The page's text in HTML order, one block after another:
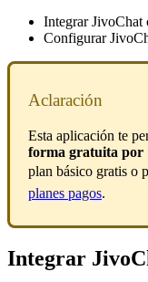
Integrar JivoChat
Configurar
Aclaración
Esta aplicación te
forma gratuita por
plan básico gratis o
planes pagos.
Integrar